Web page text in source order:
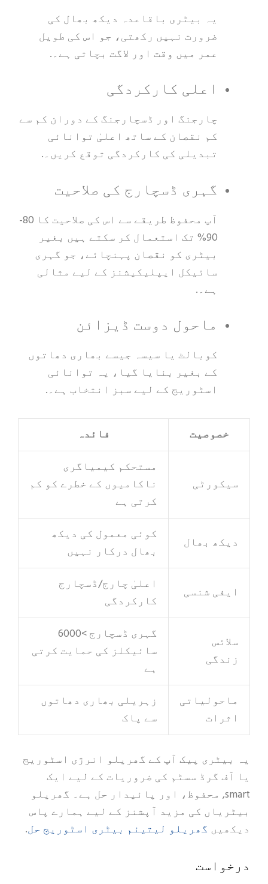
یہ بیٹری باقاعدہ دیکھ بھال کی
ضرورت نہیں رکھتی، جو اس کی طویل
عمر میں وقت اور لاگت بچاتی ہے۔.
اعلی کارکردگی
چارجنگ اور ڈسچارجنگ کے دوران کم سے
کم نقصان کے ساتھ اعلیٰ توانائی
تبدیلی کی کارکردگی توقع کریں۔.
گہری ڈسچارج کی صلاحیت
آپ محفوظ طریقے سے اس کی صلاحیت کا 80-
90% تک استعمال کر سکتے ہیں بغیر
بیٹری کو نقصان پہنچائے، جو گہری
سائیکل ایپلیکیشنز کے لیے مثالی
ہے۔.
ماحول دوست ڈیزائن
کوبالٹ یا سیسہ جیسے بھاری دھاتوں
کے بغیر بنایا گیا، یہ توانائی
اسٹوریج کے لیے سبز انتخاب ہے۔.
خصوصیت فائدہ
سیکورٹی
مستحکم کیمیاگری
ناکامیوں کے خطرے کو کم
کرتی ہے
دیکھ بھال
کوئی معمول کی دیکھ
بھال درکار نہیں
ایفی شنسی
اعلیٰ چارج/ڈسچارج
کارکردگی
سلائس
زندگی
گہری ڈسچارج >6000
سائیکلز کی حمایت کرتی
ہے
ماحولیاتی
اثرات
زہریلی بھاری دھاتوں
سے پاک
یہ بیٹری پیک آپ کے گھریلو انرژی اسٹوریج
یا آف گرڈ سسٹم کی ضروریات کے لیے ایک
smart, محفوظ، اور پائیدار حل ہے۔ گھریلو
بیٹریاں کی مزید آپشنز کے لیے ہمارے پاس
دیکھیں گھریلو لیتیئم بیٹری اسٹوریج حل.
درخواست